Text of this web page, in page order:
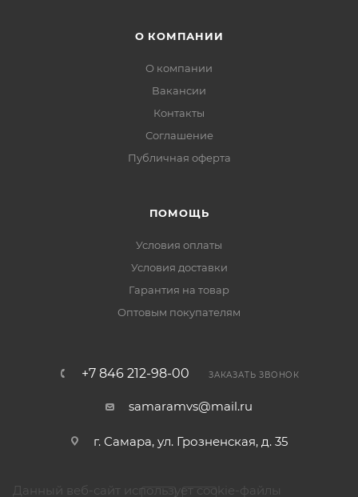
О КОМПАНИИ
О компании
Вакансии
Контакты
Соглашение
Публичная оферта
ПОМОЩЬ
Условия оплаты
Условия доставки
Гарантия на товар
Оптовым покупателям
+7 846 212-98-00 ЗАКАЗАТЬ ЗВОНОК
samaramvs@mail.ru
г. Самара, ул. Грозненская, д. 35
Данный веб-сайт использует cookie-файлы